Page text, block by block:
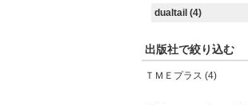
dualtail (4)
出版社で絞り込む
ＴＭＥプラス (4)